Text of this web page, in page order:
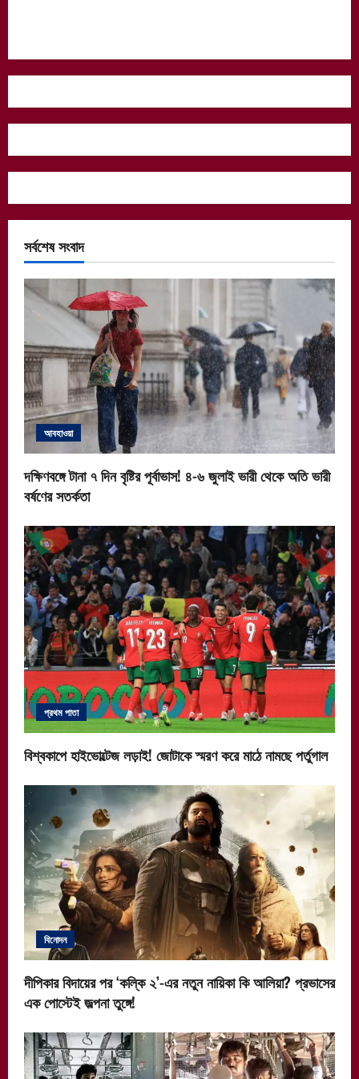
সর্বশেষ সংবাদ
আবহাওয়া
দক্ষিণবঙ্গে টানা ৭ দিন বৃষ্টির পূর্বাভাস! ৪-৬ জুলাই ভারী থেকে অতি ভারী
বর্ষণের সতর্কতা
প্রথম পাতা
বিশ্বকাপে হাইভোল্টেজ লড়াই! জোটাকে স্মরণ করে মাঠে নামছে পর্তুগাল
বিনোদন
দীপিকার বিদায়ের পর ‘কল্কি ২’-এর নতুন নায়িকা কি আলিয়া? প্রভাসের
এক পোস্টেই জল্পনা তুঙ্গে!